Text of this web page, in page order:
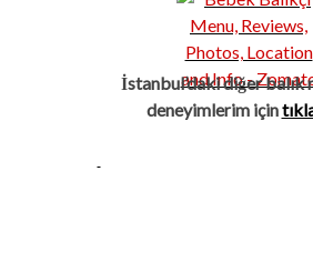
İstanbul’daki diğer balık
deneyimlerim için